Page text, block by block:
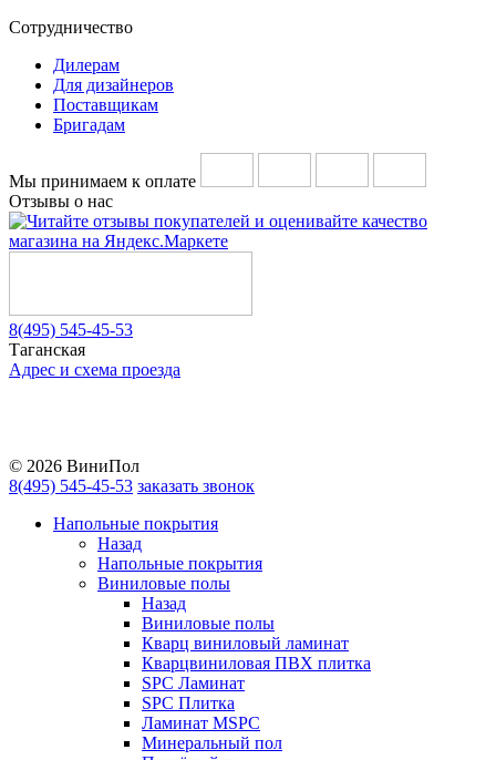
Сотрудничество
Дилерам
Для дизайнеров
Поставщикам
Бригадам
Мы принимаем к оплате
Отзывы о нас
8(495) 545-45-53
Таганская
Адрес и схема проезда
© 2026 ВиниПол
8(495) 545-45-53 заказать звонок
Напольные покрытия
Назад
Напольные покрытия
Виниловые полы
Назад
Виниловые полы
Кварц виниловый ламинат
Кварцвиниловая ПВХ плитка
SPC Ламинат
SPC Плитка
Ламинат MSPC
Минеральный пол